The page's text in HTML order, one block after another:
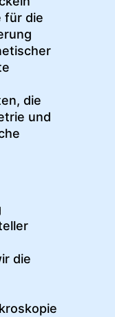
für die
die
und
die